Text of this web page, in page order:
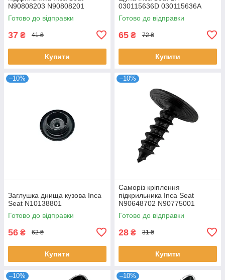
N90808203 N90808201
Готово до відправки
37 ₴ 41 ₴
Купити
030115636D 030115636A
Готово до відправки
65 ₴ 72 ₴
Купити
–10%
Заглушка днища кузова Inca
Seat N10138801
Готово до відправки
56 ₴ 62 ₴
Купити
–10%
Саморіз кріплення
підкрильника Inca Seat
N90648702 N90775001
Готово до відправки
28 ₴ 31 ₴
Купити
–10% –10%